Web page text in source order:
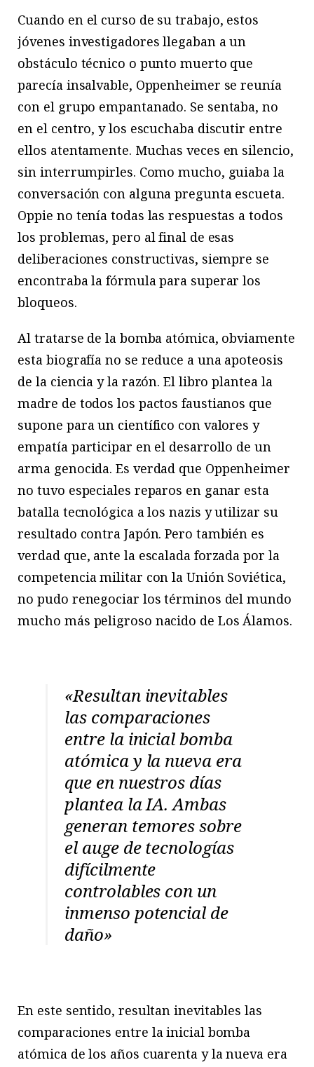
Cuando en el curso de su trabajo, estos
jóvenes investigadores llegaban a un
obstáculo técnico o punto muerto que
parecía insalvable, Oppenheimer se reunía
con el grupo empantanado. Se sentaba, no
en el centro, y los escuchaba discutir entre
ellos atentamente. Muchas veces en silencio,
sin interrumpirles. Como mucho, guiaba la
conversación con alguna pregunta escueta.
Oppie no tenía todas las respuestas a todos
los problemas, pero al final de esas
deliberaciones constructivas, siempre se
encontraba la fórmula para superar los
bloqueos.
Al tratarse de la bomba atómica, obviamente
esta biografía no se reduce a una apoteosis
de la ciencia y la razón. El libro plantea la
madre de todos los pactos faustianos que
supone para un científico con valores y
empatía participar en el desarrollo de un
arma genocida. Es verdad que Oppenheimer
no tuvo especiales reparos en ganar esta
batalla tecnológica a los nazis y utilizar su
resultado contra Japón. Pero también es
verdad que, ante la escalada forzada por la
competencia militar con la Unión Soviética,
no pudo renegociar los términos del mundo
mucho más peligroso nacido de Los Álamos.
«Resultan inevitables
las comparaciones
entre la inicial bomba
atómica y la nueva era
que en nuestros días
plantea la IA. Ambas
generan temores sobre
el auge de tecnologías
difícilmente
controlables con un
inmenso potencial de
daño»
En este sentido, resultan inevitables las
comparaciones entre la inicial bomba
atómica de los años cuarenta y la nueva era